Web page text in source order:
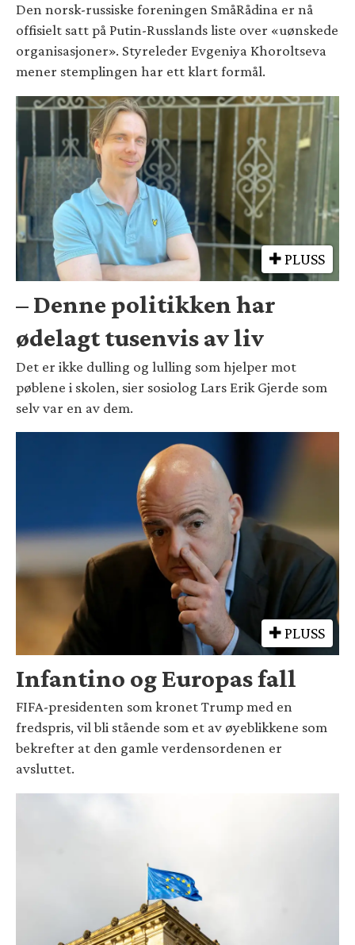
Den norsk-russiske foreningen SmåRådina er nå
offisielt satt på Putin-Russlands liste over «uønskede
organisasjoner». Styreleder Evgeniya Khoroltseva
mener stemplingen har ett klart formål.
PLUSS
– Denne politikken har
ødelagt tusenvis av liv
Det er ikke dulling og lulling som hjelper mot
pøblene i skolen, sier sosiolog Lars Erik Gjerde som
selv var en av dem.
PLUSS
Infantino og Europas fall
FIFA-presidenten som kronet Trump med en
fredspris, vil bli stående som et av øyeblikkene som
bekrefter at den gamle verdensordenen er
avsluttet.